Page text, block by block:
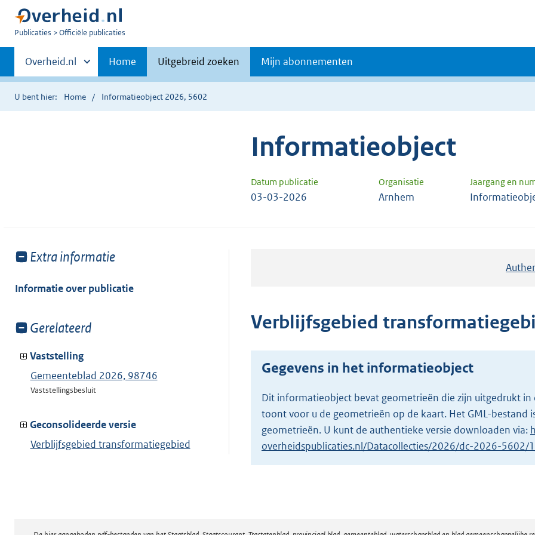
U
Publicaties Officiële publicaties
Primaire
navigatie
Andere
sites
binnen
Overheid.nl Home Uitgebreid zoeken Mijn abonnementen
U bent hier: Home Informatieobject 2026, 5602
Informatieobject
Datum publicatie Organisatie Jaargang en
03-03-2026 Arnhem
Toon
van:
Extra informatie
Informatie over publicatie
Toon
van:
Gerelateerd
Vaststelling
Gemeenteblad 2026, 98746
Vaststellingsbesluit
Geconsolideerde versie
Verblijfsgebied transformatiegebied
Verblijfsgebied
Gegevens in het informatieobject
Dit informatieobject bevat geometrieën die zijn uitgedrukt in
toont voor u de geometrieën op de kaart. Het GML-bestand
geometrieën. U kunt de authentieke versie downloaden via:
overheidspublicaties.nl/Datacollecties/2026/dc-2026-